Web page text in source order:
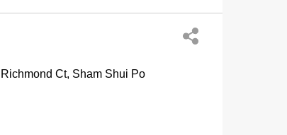
Richmond Ct, Sham Shui Po